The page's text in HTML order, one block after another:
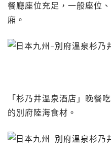
餐廳座位充足，一般座位
廂。
「杉乃井溫泉酒店」晚餐
的別府陸海食材。